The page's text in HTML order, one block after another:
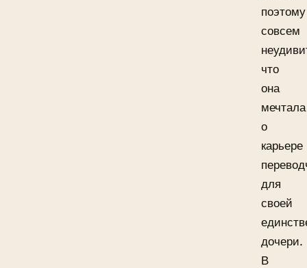
поэтому
совсем
что
она
мечтала
о
карьере
для
своей
дочери.
В